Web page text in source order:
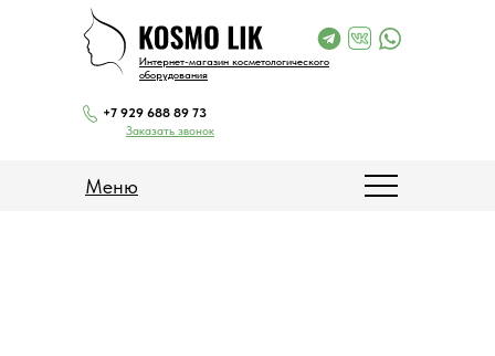
+7 929 688 89 73
Заказать звонок
Интернет-магазин косметологического
оборудования
Меню